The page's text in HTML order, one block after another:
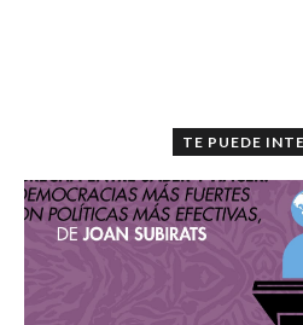
sesiones del curso-taller.
Diseño y trazo de un
TE PUEDE